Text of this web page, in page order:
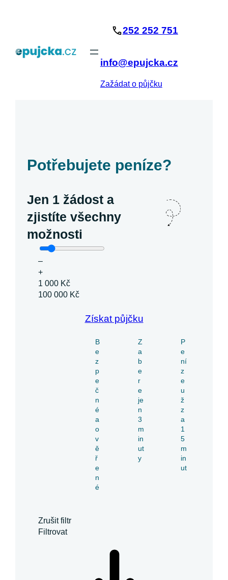
252 252 751
info@epujcka.cz
Zažádat o půjčku
Potřebujete peníze?
Jen 1 žádost a
zjistíte všechny
možnosti
–
+
1 000 Kč
100 000 Kč
Získat půjčku
B
e
z
p
e
č
n
é
a
o
v
ě
ř
e
n
é
Z
a
b
e
r
e
je
n
3
m
in
ut
y
P
e
ní
z
e
u
ž
z
a
1
5
m
in
ut
Zrušit filtr
Filtrovat